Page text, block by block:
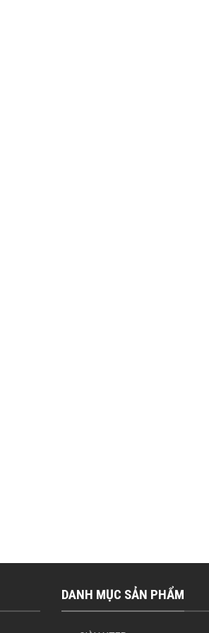
DANH MỤC SẢN PHẨM